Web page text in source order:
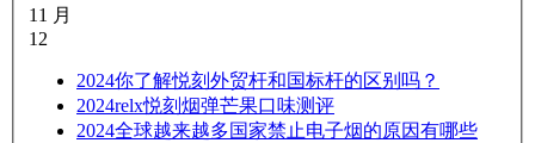
11 月
12
2024你了解悦刻外贸杆和国标杆的区别吗？
2024relx悦刻烟弹芒果口味测评
2024全球越来越多国家禁止电子烟的原因有哪些